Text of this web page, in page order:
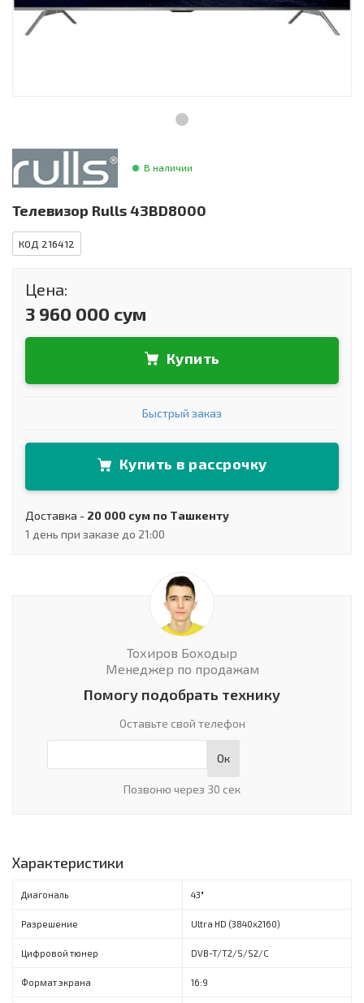
Инструменты и техника
Товары для дома
Сантехника В наличии
Телевизор Rulls 43BD8000
КОД 216412
Цена:
3 960 000 сум
Купить
Быстрый заказ
Купить в рассрочку
Доставка - 20 000 сум по Ташкенту
1 день при заказе до 21:00
Тохиров Боходыр
Менеджер по продажам
Помогу подобрать технику
Оставьте свой телефон
Ок
Позвоню через 30 сек
Характеристики
Диагональ 43"
Разрешение Ultra HD (3840x2160)
Цифровой тюнер DVB-T/T2/S/S2/C
Формат экрана 16:9